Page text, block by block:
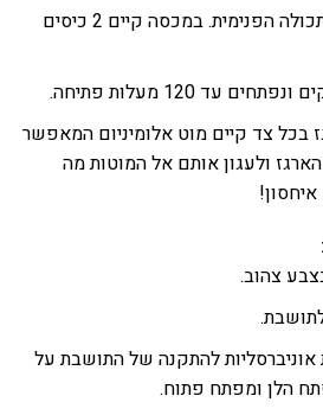
שבולם זעזועים של התכולה הפנימית. במכסה קיים 2 כיסים
עד 120 מעלות פתיחה.
בכל צד קיים מוט אלומיניום המאפשר
ולעגון אותם אל המוטות מה
ו-4 תושבות אוניברסליות להתקנה של התושבת על
הלן ומפתח פתוח.